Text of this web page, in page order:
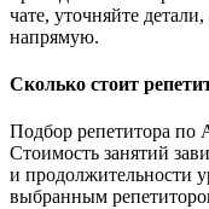
чате, уточняйте
напрямую.
Сколько стоит
Подбор репетитора по
Стоимость занятий
и продолжительности
выбранным